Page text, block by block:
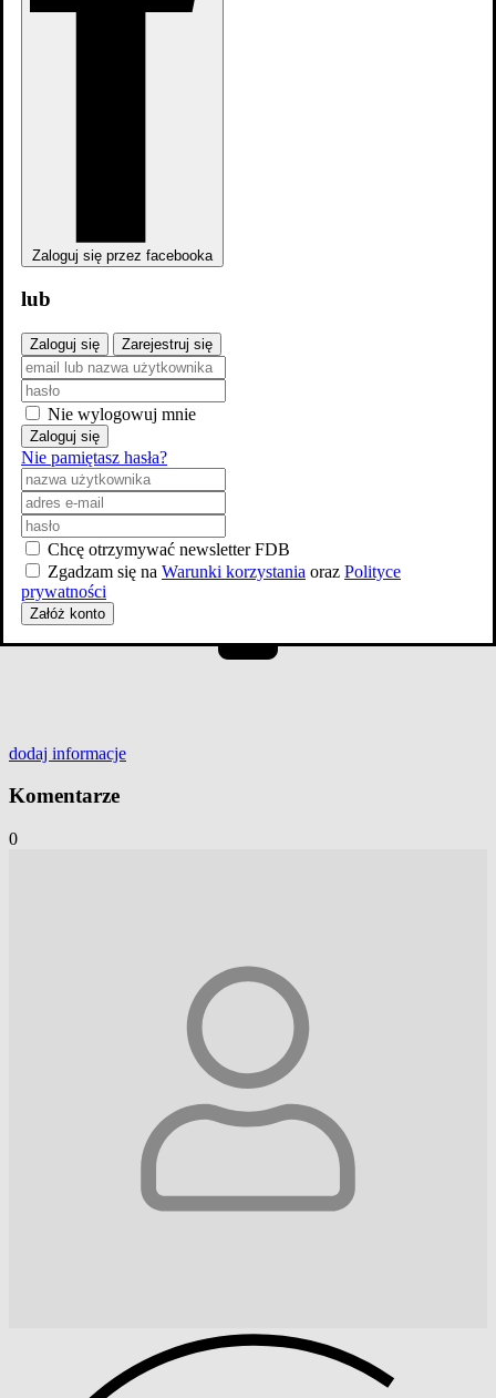
2024
dodaj informacje
Komentarze
0
Zaloguj się przez facebooka
lub
Zaloguj się Zarejestruj się
Nie wylogowuj mnie
Zaloguj się
Nie pamiętasz hasła?
Chcę otrzymywać newsletter FDB
Zgadzam się na Warunki korzystania oraz Polityce
prywatności
Załóż konto